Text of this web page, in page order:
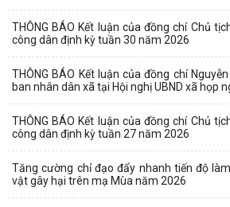
THÔNG BÁO Kết luận của đồng chí Chủ
công dân định kỳ tuần 30 năm 2026
THÔNG BÁO Kết luận của đồng chí
ban nhân dân xã tại Hội nghị UBND xã họp
THÔNG BÁO Kết luận của đồng chí Chủ
công dân định kỳ tuần 27 năm 2026
Tăng cường chỉ đạo đẩy nhanh tiến độ
vật gây hại trên mạ Mùa năm 2026